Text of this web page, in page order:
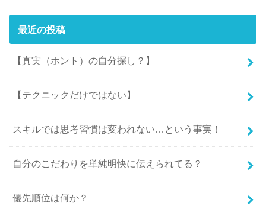
最近の投稿
【真実（ホント）の自分探し？】
【テクニックだけではない】
スキルでは思考習慣は変われない…という事実！
自分のこだわりを単純明快に伝えられてる？
優先順位は何か？